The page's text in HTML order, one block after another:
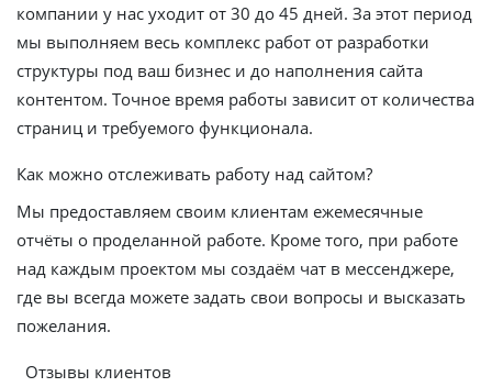
компании у нас уходит от 30 до 45 дней. За этот период
мы выполняем весь комплекс работ от разработки
структуры под ваш бизнес и до наполнения сайта
контентом. Точное время работы зависит от количества
страниц и требуемого функционала.
Как можно отслеживать работу над сайтом?
Мы предоставляем своим клиентам ежемесячные
отчёты о проделанной работе. Кроме того, при работе
над каждым проектом мы создаём чат в мессенджере,
где вы всегда можете задать свои вопросы и высказать
пожелания.
Отзывы клиентов